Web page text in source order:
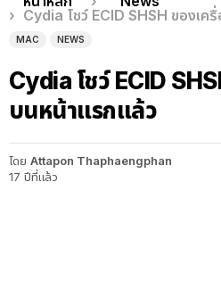
ล่าสุด
Cydia โชว์ ECID SHSH ของเค
MAC NEWS
Cydia โชว์ ECID
บนหน้าแรกแล้ว
โดย Attapon Thaphaengphan
17 ปีที่แล้ว